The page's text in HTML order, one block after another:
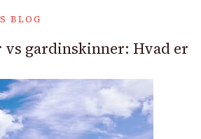
BLOG
gardinskinner: Hvad er